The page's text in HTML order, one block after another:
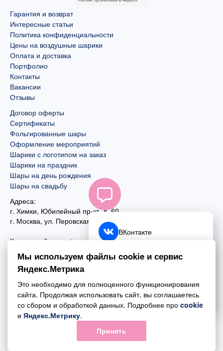
Гарантия и возврат
Интересные статьи
Политика конфиденциальности
Цены на воздушные шарики
Оплата и доставка
Портфолио
Контакты
Вакансии
Отзывы
Договор оферты
Сертификаты
Фольгированные шары
Оформление мероприятий
Шарики с логотипом на заказ
Шарики на праздник
Шары на день рождения
Шары на свадьбу
Адреса:
г. Химки, Юбилейный пр-кт, д. 60
г. Москва, ул. Перовская, д. 59
Контактный номер:
+7 (495) 970-44-75
Почта:
mail@esta-fiesta.ru
Режим работы интернет-магазина:
ПН-ВС с 09:00 до 21:00
ВКонтакте
Telegram
Обратный звонок
Мы используем файлы cookie и сервис
Яндекс.Метрика
Это необходимо для полноценного функционирования
сайта. Продолжая использовать сайт, вы соглашаетесь
со сбором и обработкой данных. Подробнее про cookie
и Яндекс.Метрику.
Принять